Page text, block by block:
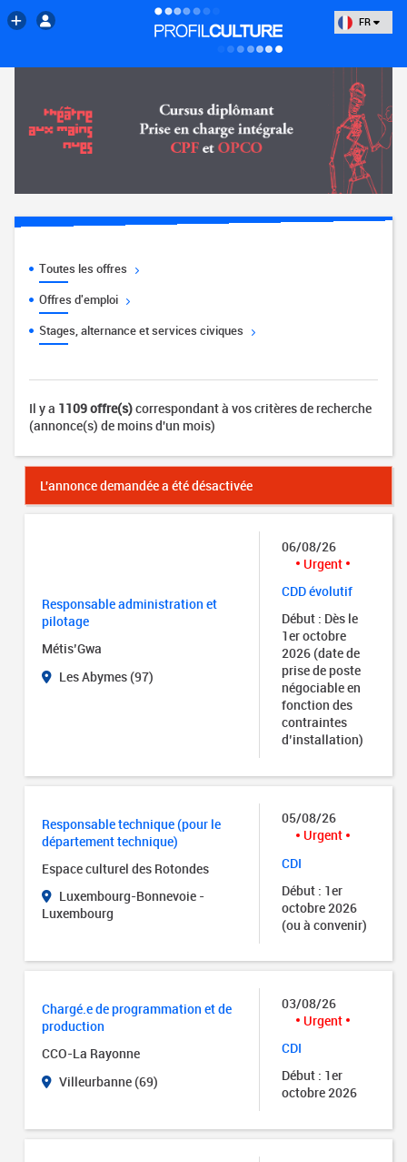
FR
Toutes les offres
Offres d'emploi
Stages, alternance et services civiques
Il y a 1109 offre(s)correspondant à vos critères de recherche
(annonce(s) de moins d'un mois)
L'annonce demandée a été désactivée
Responsable administration et
pilotage
Métis’Gwa
Les Abymes (97)
06/08/26
Urgent
CDD évolutif
Début : Dès le
1er octobre
2026 (date de
prise de poste
négociable en
fonction des
contraintes
d’installation)
Responsable technique (pour le
département technique)
Espace culturel des Rotondes
Luxembourg-Bonnevoie -
Luxembourg
05/08/26
Urgent
CDI
Début : 1er
octobre 2026
(ou à convenir)
Chargé.e de programmation et de
production
CCO-La Rayonne
Villeurbanne (69)
03/08/26
Urgent
CDI
Début : 1er
octobre 2026